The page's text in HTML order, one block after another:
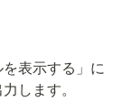
表示する」に
します。